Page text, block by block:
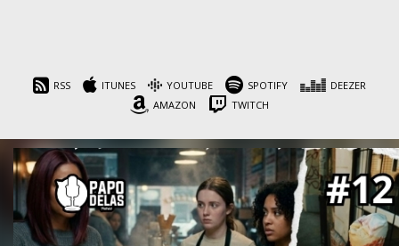
RSS ITUNES YOUTUBE SPOTIFY
DEEZER
AMAZON
TWITCH